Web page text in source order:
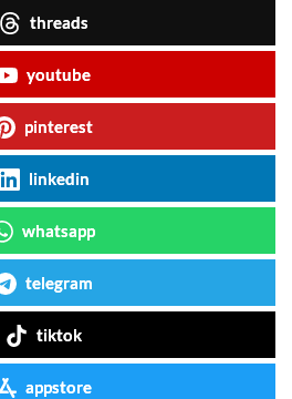
threads
youtube
pinterest
linkedin
whatsapp
telegram
tiktok
appstore